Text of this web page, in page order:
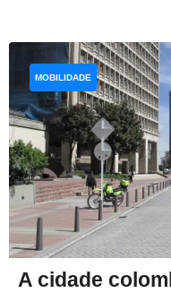
A cidade
MOBILIDADE